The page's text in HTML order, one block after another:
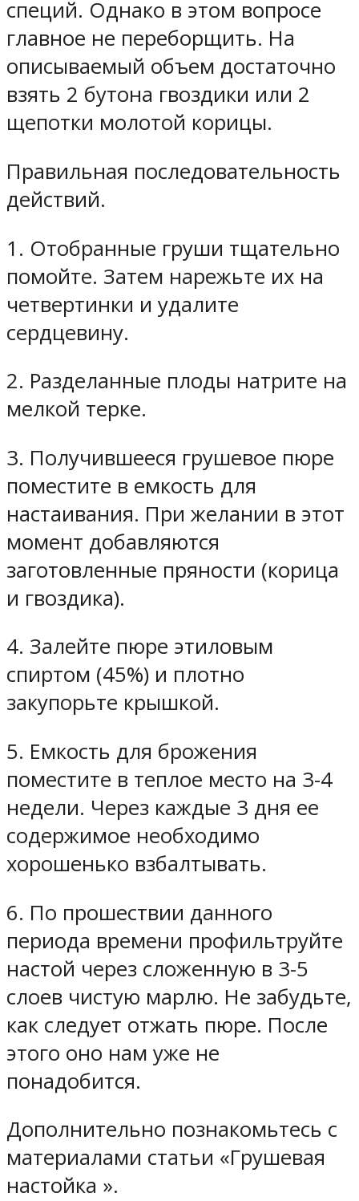
специй. Однако в этом вопросе
главное не переборщить. На
описываемый объем достаточно
взять 2 бутона гвоздики или 2
щепотки молотой корицы.
Правильная последовательность
действий.
1. Отобранные груши тщательно
помойте. Затем нарежьте их на
четвертинки и удалите
сердцевину.
2. Разделанные плоды натрите на
мелкой терке.
3. Получившееся грушевое пюре
поместите в емкость для
настаивания. При желании в этот
момент добавляются
заготовленные пряности (корица
и гвоздика).
4. Залейте пюре этиловым
спиртом (45%) и плотно
закупорьте крышкой.
5. Емкость для брожения
поместите в теплое место на 3-4
недели. Через каждые 3 дня ее
содержимое необходимо
хорошенько взбалтывать.
6. По прошествии данного
периода времени профильтруйте
настой через сложенную в 3-5
слоев чистую марлю. Не забудьте,
как следует отжать пюре. После
этого оно нам уже не
понадобится.
Дополнительно познакомьтесь с
материалами статьи «Грушевая
настойка ».